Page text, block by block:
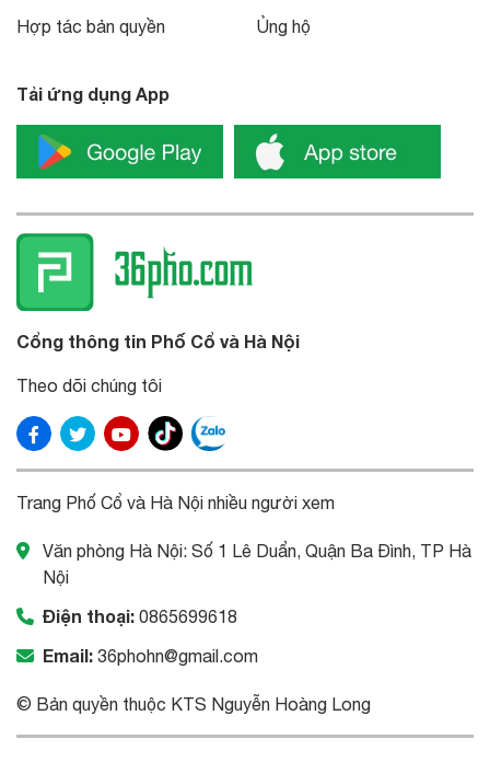
Hợp tác bản quyền Ủng hộ
Tải ứng dụng App
Cổng thông tin Phố Cổ và Hà Nội
Theo dõi chúng tôi
Trang Phố Cổ và Hà Nội nhiều người xem
Văn phòng Hà Nội: Số 1 Lê Duẩn, Quận Ba Đình, TP Hà
Nội
Điện thoại: 0865699618
Email: 36phohn@gmail.com
© Bản quyền thuộc KTS Nguyễn Hoàng Long